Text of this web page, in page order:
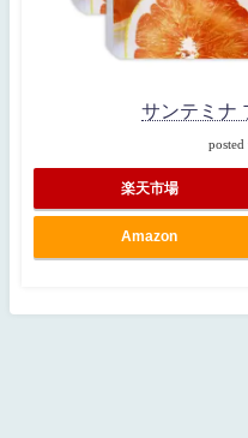
サンテミナ
posted
楽天市場
Amazon